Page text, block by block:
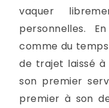
vaquer
personnelles.
comme du
de trajet laissé
son premier
premier à son